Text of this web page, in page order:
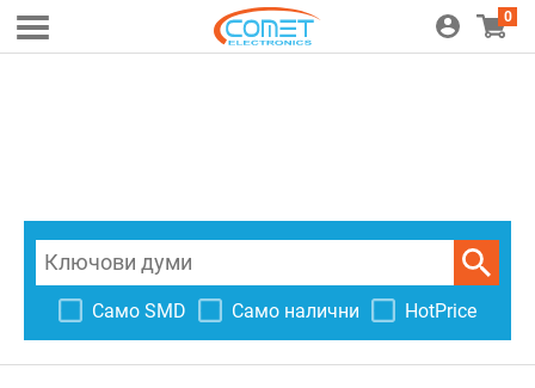
0
Само SMD Само налични HotPrice